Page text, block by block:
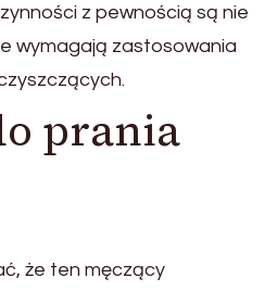
z pewnością są nie
wymagają zastosowania
prania
że ten męczący